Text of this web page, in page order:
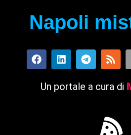
Napoli
Un portale a cura di